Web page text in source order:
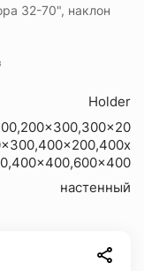
32-70", наклон
Holder
настенный